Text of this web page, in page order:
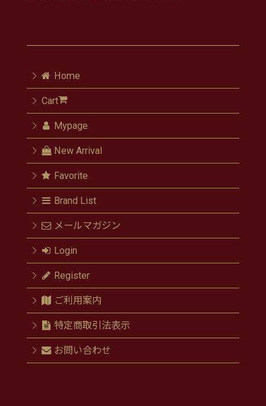
Home
Cart
Mypage
New Arrival
Favorite
Brand List
メールマガジン
Login
Register
ご利用案内
特定商取引法表示
お問い合わせ